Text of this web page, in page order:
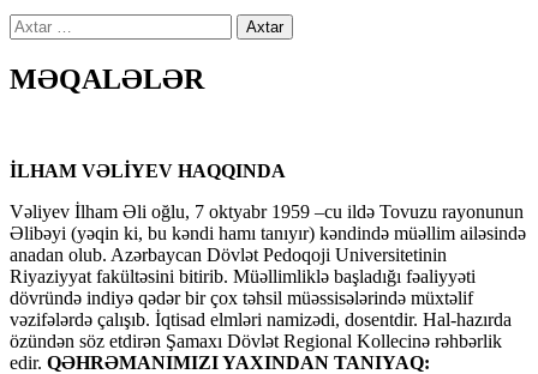
Axtarış:
MƏQALƏLƏR
İLHAM VƏLİYEV HAQQINDA
Vəliyev İlham Əli oğlu, 7 oktyabr 1959 –cu ildə Tovuzu rayonunun
Əlibəyi (yəqin ki, bu kəndi hamı tanıyır) kəndində müəllim ailəsində
anadan olub. Azərbaycan Dövlət Pedoqoji Universitetinin
Riyaziyyat fakültəsini bitirib. Müəllimliklə başladığı fəaliyyəti
dövründə indiyə qədər bir çox təhsil müəssisələrində müxtəlif
vəzifələrdə çalışıb. İqtisad elmləri namizədi, dosentdir. Hal-hazırda
özündən söz etdirən Şamaxı Dövlət Regional Kollecinə rəhbərlik
edir. QƏHRƏMANIMIZI YAXINDAN TANIYAQ: